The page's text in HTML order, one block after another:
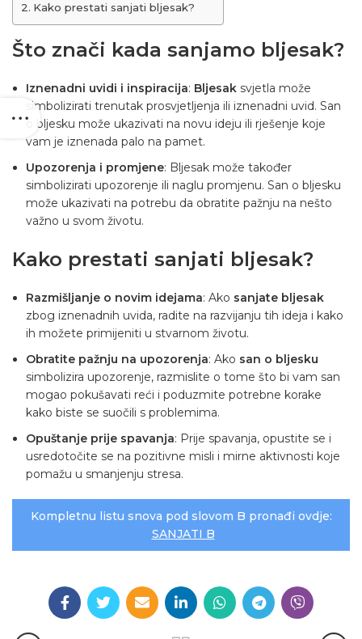
Kako prestati sanjati bljesak?
Što znači kada sanjamo bljesak?
Iznenadni uvidi i inspiracija: Bljesak svjetla može
simbolizirati trenutak prosvjetljenja ili iznenadni uvid. San
o bljesku može ukazivati na novu ideju ili rješenje koje
vam je iznenada palo na pamet.
Upozorenja i promjene: Bljesak može također
simbolizirati upozorenje ili naglu promjenu. San o bljesku
može ukazivati na potrebu da obratite pažnju na nešto
važno u svom životu.
Kako prestati sanjati bljesak?
Razmišljanje o novim idejama: Ako sanjate bljesak
zbog iznenadnih uvida, radite na razvijanju tih ideja i kako
ih možete primijeniti u stvarnom životu.
Obratite pažnju na upozorenja: Ako san o bljesku
simbolizira upozorenje, razmislite o tome što bi vam san
mogao pokušavati reći i poduzmite potrebne korake
kako biste se suočili s problemima.
Opuštanje prije spavanja: Prije spavanja, opustite se i
usredotočite se na pozitivne misli i mirne aktivnosti koje
pomažu u smanjenju stresa.
Kompletnu listu snova pod slovom B pronađi ovdje:
SANJATI B